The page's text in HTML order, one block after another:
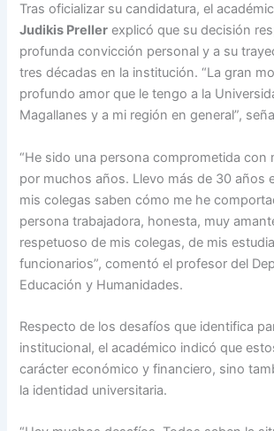
Tras oficializar su candidatura, el
Judikis Preller explicó que su decisión
profunda convicción personal y a su
tres décadas en la institución. “La gran
profundo amor que le tengo a la
Magallanes y a mi región en general”,
“He sido una persona comprometida con
por muchos años. Llevo más de 30 años
mis colegas saben cómo me he
persona trabajadora, honesta, muy
respetuoso de mis colegas, de mis
funcionarios”, comentó el profesor del
Educación y Humanidades.
Respecto de los desafíos que identifica
institucional, el académico indicó que
carácter económico y financiero, sino
la identidad universitaria.